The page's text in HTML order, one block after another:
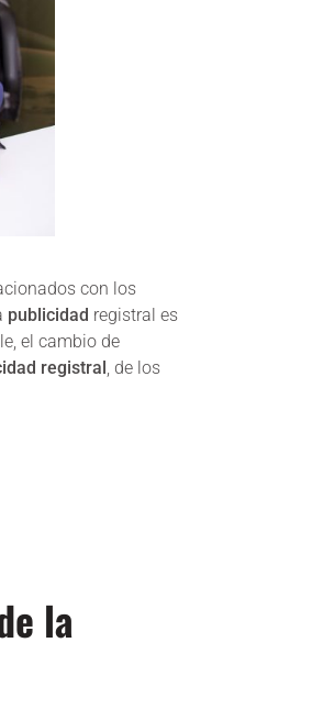
con los
publicidad registral es
el cambio de
registral , de los
la